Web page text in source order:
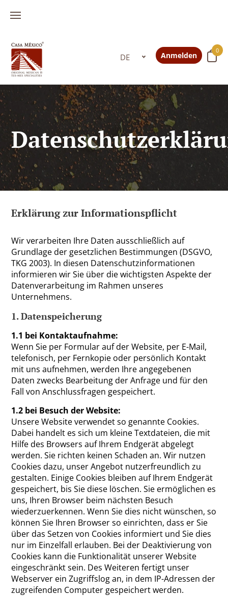
0
Anmelden
Erklärung zur Informationspflicht
Wir verarbeiten Ihre Daten ausschließlich auf
Grundlage der gesetzlichen Bestimmungen (DSGVO,
TKG 2003). In diesen Datenschutzinformationen
informieren wir Sie über die wichtigsten Aspekte der
Datenverarbeitung im Rahmen unseres
Unternehmens.
1. Datenspeicherung
1.1 bei Kontaktaufnahme:
Wenn Sie per Formular auf der Website, per E-Mail,
telefonisch, per Fernkopie oder persönlich Kontakt
mit uns aufnehmen, werden Ihre angegebenen
Daten zwecks Bearbeitung der Anfrage und für den
Fall von Anschlussfragen gespeichert.
1.2 bei Besuch der Website:
Unsere Website verwendet so genannte Cookies.
Dabei handelt es sich um kleine Textdateien, die mit
Hilfe des Browsers auf Ihrem Endgerät abgelegt
werden. Sie richten keinen Schaden an. Wir nutzen
Cookies dazu, unser Angebot nutzerfreundlich zu
gestalten. Einige Cookies bleiben auf Ihrem Endgerät
gespeichert, bis Sie diese löschen. Sie ermöglichen es
uns, Ihren Browser beim nächsten Besuch
wiederzuerkennen. Wenn Sie dies nicht wünschen, so
können Sie Ihren Browser so einrichten, dass er Sie
über das Setzen von Cookies informiert und Sie dies
nur im Einzelfall erlauben. Bei der Deaktivierung von
Cookies kann die Funktionalität unserer Website
eingeschränkt sein. Des Weiteren fertigt unser
Webserver ein Zugriffslog an, in dem IP-Adressen der
zugreifenden Computer gespeichert werden.